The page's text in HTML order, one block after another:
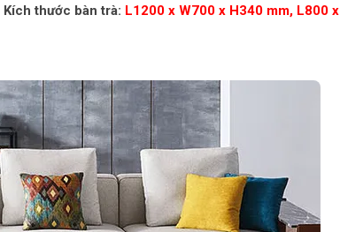
Kích thước bàn trà: L1200 x W700 x H340 mm, L800 x